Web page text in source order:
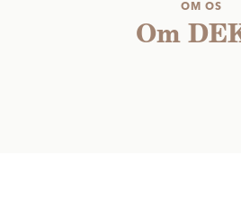
OM OS
Om